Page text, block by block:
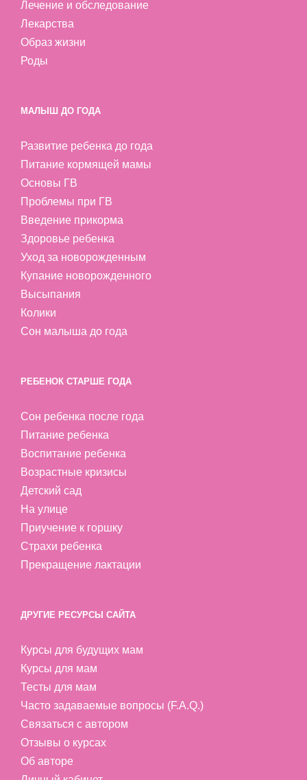
Лечение и обследование
Лекарства
Образ жизни
Роды
МАЛЫШ ДО ГОДА
Развитие ребенка до года
Питание кормящей мамы
Основы ГВ
Проблемы при ГВ
Введение прикорма
Здоровье ребенка
Уход за новорожденным
Купание новорожденного
Высыпания
Колики
Сон малыша до года
РЕБЕНОК СТАРШЕ ГОДА
Сон ребенка после года
Питание ребенка
Воспитание ребенка
Возрастные кризисы
Детский сад
На улице
Приучение к горшку
Страхи ребенка
Прекращение лактации
ДРУГИЕ РЕСУРСЫ САЙТА
Курсы для будущих мам
Курсы для мам
Тесты для мам
Часто задаваемые вопросы (F.A.Q.)
Связаться с автором
Отзывы о курсах
Об авторе